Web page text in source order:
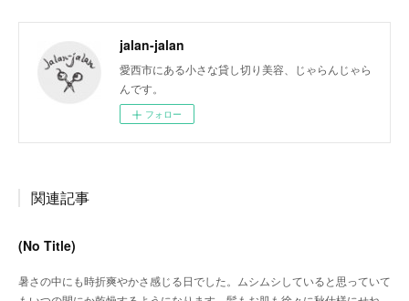
jalan-jalan
愛西市にある小さな貸し切り美容、じゃらんじゃら
んです。
フォロー
関連記事
(No Title)
暑さの中にも時折爽やかさ感じる日でした。ムシムシしていると思っていて